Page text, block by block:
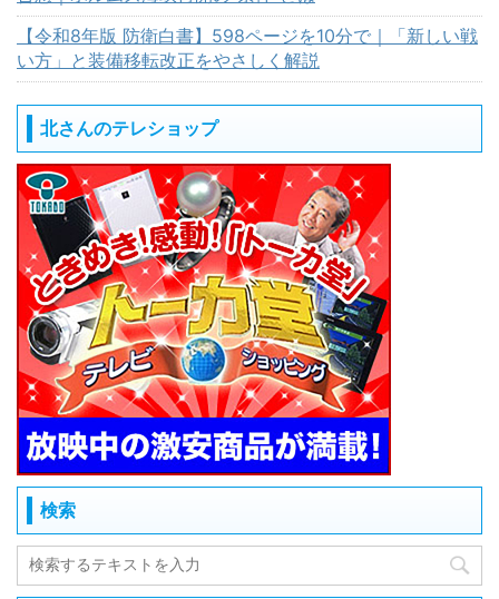
【令和8年版 防衛白書】598ページを10分で｜「新しい戦
い方」と装備移転改正をやさしく解説
北さんのテレショップ
検索